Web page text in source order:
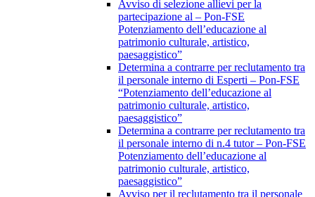
Avviso di selezione allievi per la
partecipazione al – Pon-FSE
Potenziamento dell’educazione al
patrimonio culturale, artistico,
paesaggistico”
Determina a contrarre per reclutamento tra
il personale interno di Esperti – Pon-FSE
“Potenziamento dell’educazione al
patrimonio culturale, artistico,
paesaggistico”
Determina a contrarre per reclutamento tra
il personale interno di n.4 tutor – Pon-FSE
Potenziamento dell’educazione al
patrimonio culturale, artistico,
paesaggistico”
Avviso per il reclutamento tra il personale